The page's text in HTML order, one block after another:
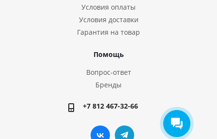
Условия оплаты
Условия доставки
Гарантия на товар
Помощь
Вопрос-ответ
Бренды
+7 812 467-32-66